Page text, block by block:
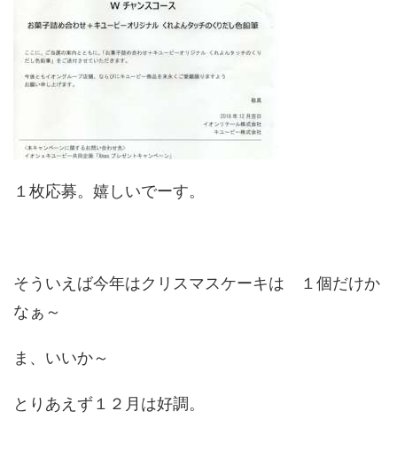
１枚応募。嬉しいでーす。
そういえば今年はクリスマスケーキは １個だけか
なぁ～
ま、いいか～
とりあえず１２月は好調。